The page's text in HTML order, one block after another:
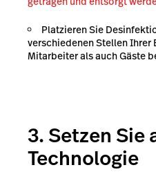
Platzieren Sie
verschiedenen Stellen
Mitarbeiter als auch Gäste
3. Setzen Sie
Technologie